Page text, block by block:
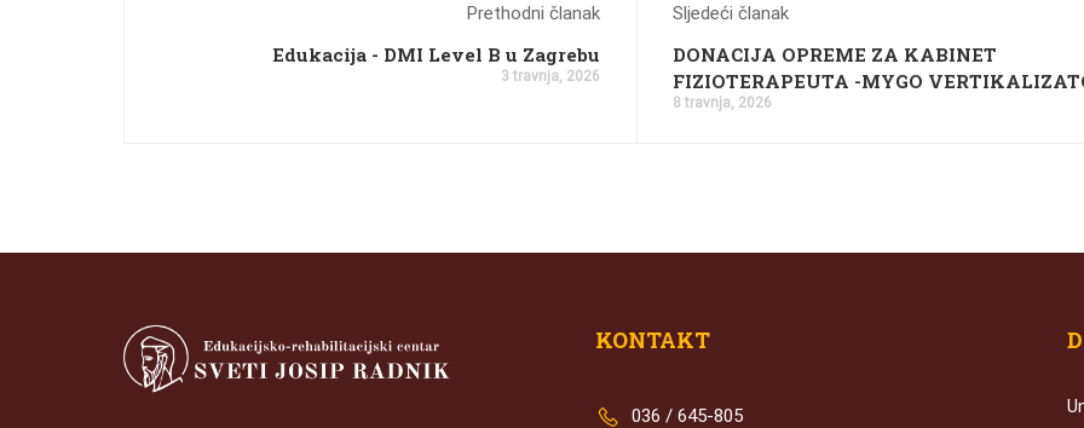
Prethodni članak
Edukacija - DMI Level B u Zagrebu
3 travnja, 2026
Sljedeći članak
DONACIJA OPREME ZA KABINET
FIZIOTERAPEUTA -MYGO
8 travnja, 2026
KONTAKT
036 / 645-805